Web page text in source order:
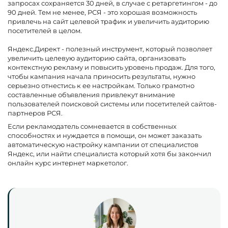
запросах сохраняется 30 дней, в случае с ретаргетингом - до
90 дней. Тем не менее, РСЯ - это хорошая возможность
привлечь на сайт целевой трафик и увеличить аудиторию
посетителей в целом.
Яндекс.Директ - полезный инструмент, который позволяет
увеличить целевую аудиторию сайта, организовать
контекстную рекламу и повысить уровень продаж. Для того,
чтобы кампания начала приносить результаты, нужно
серьезно отнестись к ее настройкам. Только грамотно
составленные объявления привлекут внимание
пользователей поисковой системы или посетителей сайтов-
партнеров РСЯ.
Если рекламодатель сомневается в собственных
способностях и нуждается в помощи, он может заказать
автоматическую настройку кампании от специалистов
Яндекс, или найти специалиста который хотя бы закончил
онлайн курс интернет маркетолог.